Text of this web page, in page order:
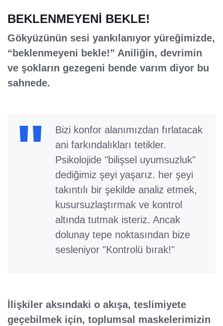
BEKLENMEYENİ BEKLE!
Gökyüzünün sesi yankılanıyor yüreğimizde,
“beklenmeyeni bekle!” Aniliğin, devrimin
ve şokların gezegeni bende varım diyor bu
sahnede.
Bizi konfor alanımızdan fırlatacak
ani farkındalıkları tetikler.
Psikolojide "bilişsel uyumsuzluk"
dediğimiz şeyi yaşarız. her şeyi
takıntılı bir şekilde analiz etmek,
kusursuzlaştırmak ve kontrol
altında tutmak isteriz. Ancak
dolunay tepe noktasından bize
sesleniyor "Kontrolü bırak!"
İlişkiler aksındaki o akışa, teslimiyete
geçebilmek için, toplumsal maskelerimizin